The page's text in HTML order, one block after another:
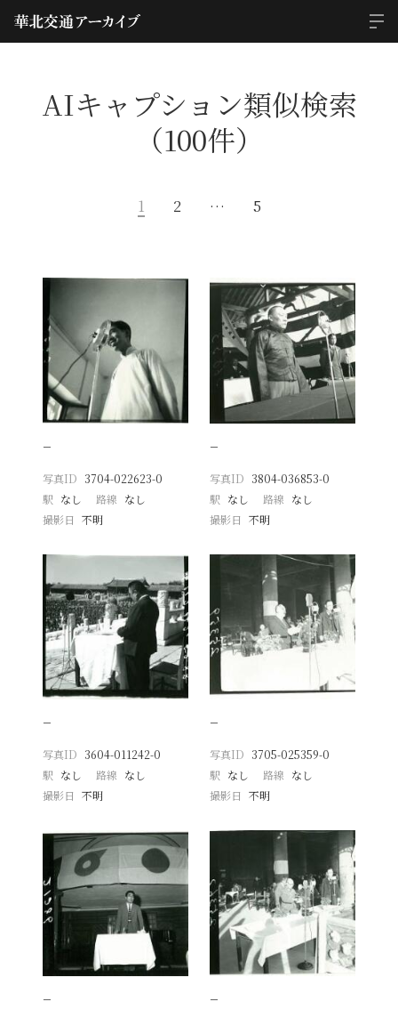
AIキャプション類似検索
（100件）
1 2 … 5
−
写真ID 3704-022623-0
駅 なし 路線 なし
撮影日
不明
−
写真ID 3804-036853-0
駅 なし 路線 なし
撮影日 不明
−
写真ID 3604-011242-0
駅 なし 路線 なし
撮影日
不明
−
写真ID 3705-025359-0
駅 なし 路線 なし
撮影日 不明
− −